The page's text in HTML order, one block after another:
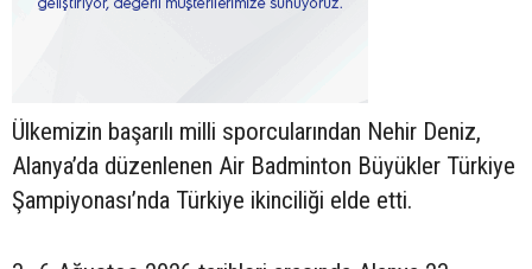
Ülkemizin başarılı milli sporcularından Nehir Deniz,
Alanya’da düzenlenen Air Badminton Büyükler Türkiye
Şampiyonası’nda Türkiye ikinciliği elde etti.